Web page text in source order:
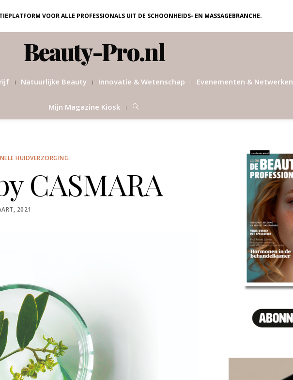
VOOR ALLE PROFESSIONALS UIT DE SCHOONHEIDS- EN MASSAGEBRANCHE.
Beauty-Pro.nl
Natuurlijke Beauty Innovatie & Wetenschap Evenementen & Netwerken
Mijn Magazine Kiosk
HUIDVERZORGING
CASMARA
2021